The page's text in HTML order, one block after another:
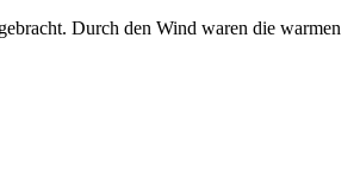
Durch den Wind waren die warmen